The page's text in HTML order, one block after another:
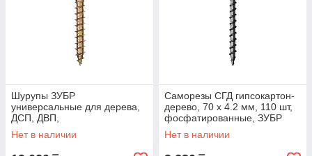
Шурупы ЗУБР
универсальные для дерева,
ДСП, ДВП,
желтопассивированные, PZ,
4,5х60мм, ТФ0, 1700шт,
Нет в наличии
Саморезы СГД гипсокартон-
дерево, 70 х 4.2 мм, 110 шт,
фосфатированные, ЗУБР
Профессионал (4-300031-42-
070)
Нет в наличии